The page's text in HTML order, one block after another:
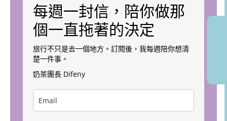
每週一封信，陪你做那
個一直拖著的決定
旅行不只是去一個地方。訂閱後，我每週陪你想清
楚一件事。
奶茶團長 Difeny